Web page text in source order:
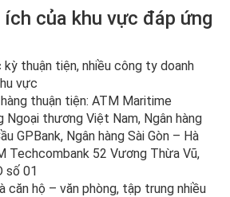
của khu vực đáp ứng
thuận tiện, nhiều công ty doanh
vực
thuận tiện: ATM Maritime
Ngoại thương Việt Nam, Ngân hàng
GPBank, Ngân hàng Sài Gòn – Hà
Techcombank 52 Vương Thừa Vũ,
số 01
căn hộ – văn phòng, tập trung nhiều